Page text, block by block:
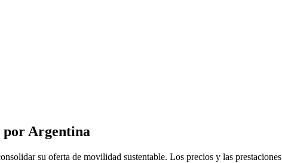
por Argentina
su oferta de movilidad sustentable. Los precios y las prestaciones